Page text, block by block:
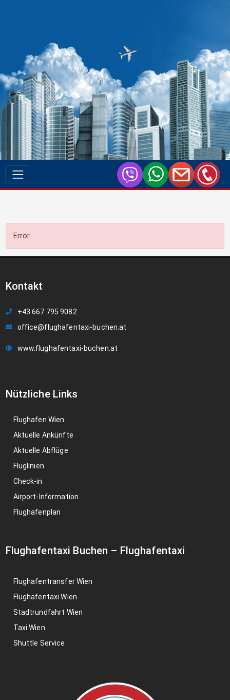
Error
Kontakt
+43 667 795 9082
office@flughafentaxi-buchen.at
www.flughafentaxi-buchen.at
Nützliche Links
Flughafen Wien
Aktuelle Ankünfte
Aktuelle Abflüge
Fluglinien
Check-in
Airport-Information
Flughafenplan
Flughafentaxi Buchen – Flughafentaxi
Flughafentransfer Wien
Flughafentaxi Wien
Stadtrundfahrt Wien
Taxi Wien
Shuttle Service